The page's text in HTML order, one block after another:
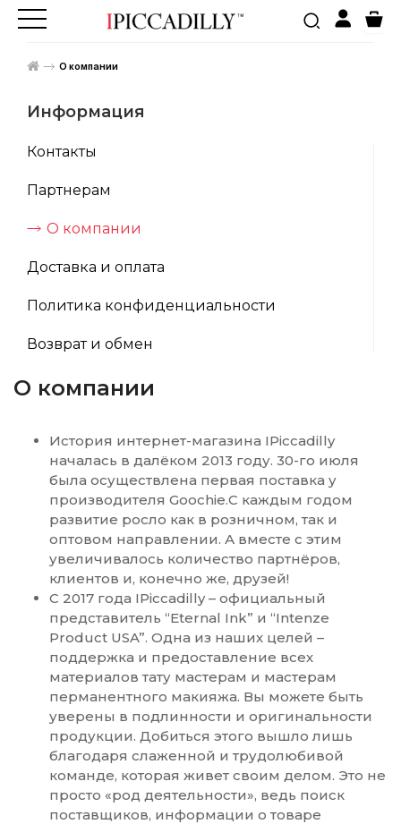
О компании
Информация
Контакты
Партнерам
О компании
Доставка и оплата
Политика конфиденциальности
Возврат и обмен
О компании
История интернет-магазина IPiccadilly
началась в далёком 2013 году. 30-го июля
была осуществлена первая поставка у
производителя Goochie.С каждым годом
развитие росло как в розничном, так и
оптовом направлении. А вместе с этим
увеличивалось количество партнёров,
клиентов и, конечно же, друзей!
С 2017 года IPiccadilly – официальный
представитель “Eternal Ink” и “Intenze
Product USA”. Одна из наших целей –
поддержка и предоставление всех
материалов тату мастерам и мастерам
перманентного макияжа. Вы можете быть
уверены в подлинности и оригинальности
продукции. Добиться этого вышло лишь
благодаря слаженной и трудолюбивой
команде, которая живет своим делом. Это не
просто «род деятельности», ведь поиск
поставщиков, информации о товаре